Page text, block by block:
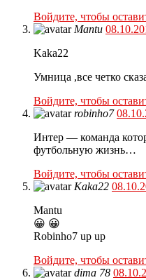
Войдите, чтобы
Mantu
Kaka22
Умница ,все четко
Войдите, чтобы
robinho7
Интер — команда
футбольную жизнь…
Войдите, чтобы
Kaka22
Mantu
😀 😀
Robinho7 up up
Войдите, чтобы
dima 78